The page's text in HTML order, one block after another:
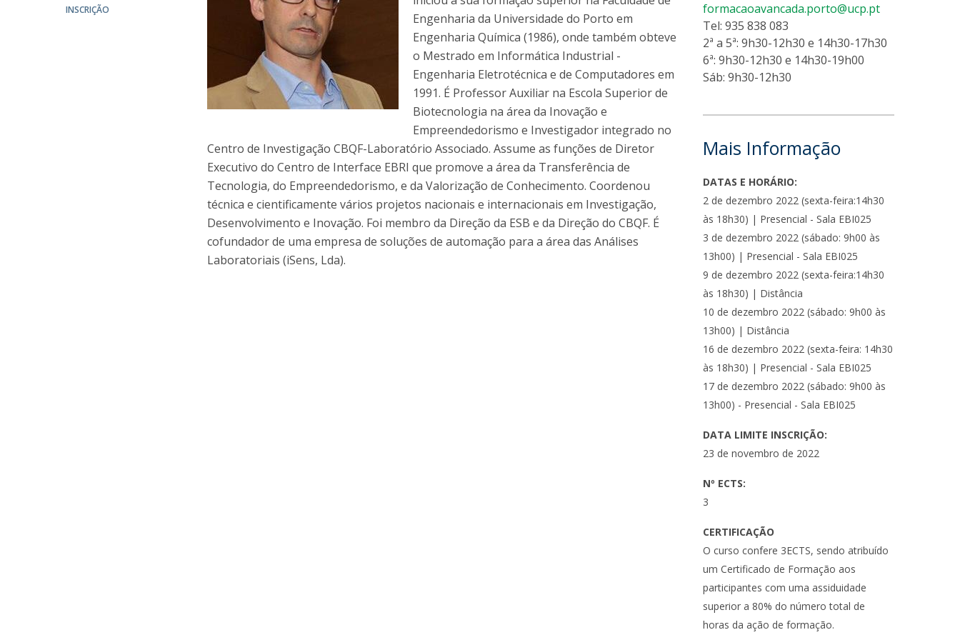
Doutoramentos
Pós-Graduações
Formação Avançada
Parcerias Estratégicas
Clube de Inovação e Conhecimento
Teen Academy
Bio & Tec: Cientista por um dia
Conferências em Biotecnologia
Tertúlias na Biotecnologia
Jornadas de Biotecnologia
Blog
Receba as notícias para Alumni
INSCRIÇÃO
Engenharia da Universidade do Porto em
Engenharia Química (1986), onde também obteve
o Mestrado em Informática Industrial -
Engenharia Eletrotécnica e de Computadores em
1991. É Professor Auxiliar na Escola Superior de
Biotecnologia na área da Inovação e
Empreendedorismo e Investigador integrado no
Centro de Investigação CBQF-Laboratório Associado. Assume as funções de Diretor
Executivo do Centro de Interface EBRI que promove a área da Transferência de
Tecnologia, do Empreendedorismo, e da Valorização de Conhecimento. Coordenou
técnica e cientificamente vários projetos nacionais e internacionais em Investigação,
Desenvolvimento e Inovação. Foi membro da Direção da ESB e da Direção do CBQF. É
cofundador de uma empresa de soluções de automação para a área das Análises
Laboratoriais (iSens, Lda).
formacaoavancada.porto@ucp.pt
Tel: 935 838 083
2ª a 5ª: 9h30-12h30 e 14h30-17h30
6ª: 9h30-12h30 e 14h30-19h00
Sáb: 9h30-12h30
Mais Informação
DATAS E HORÁRIO:
2 de dezembro 2022 (sexta-feira:14h30
às 18h30) | Presencial - Sala EBI025
3 de dezembro 2022 (sábado: 9h00 às
13h00) | Presencial - Sala EBI025
9 de dezembro 2022 (sexta-feira:14h30
às 18h30) | Distância
10 de dezembro 2022 (sábado: 9h00 às
13h00) | Distância
16 de dezembro 2022 (sexta-feira: 14h30
às 18h30) | Presencial - Sala EBI025
17 de dezembro 2022 (sábado: 9h00 às
13h00) - Presencial - Sala EBI025
DATA LIMITE INSCRIÇÃO:
23 de novembro de 2022
Nº ECTS:
3
CERTIFICAÇÃO
O curso confere 3ECTS, sendo atribuído
um Certificado de Formação aos
participantes com uma assiduidade
superior a 80% do número total de
horas da ação de formação.